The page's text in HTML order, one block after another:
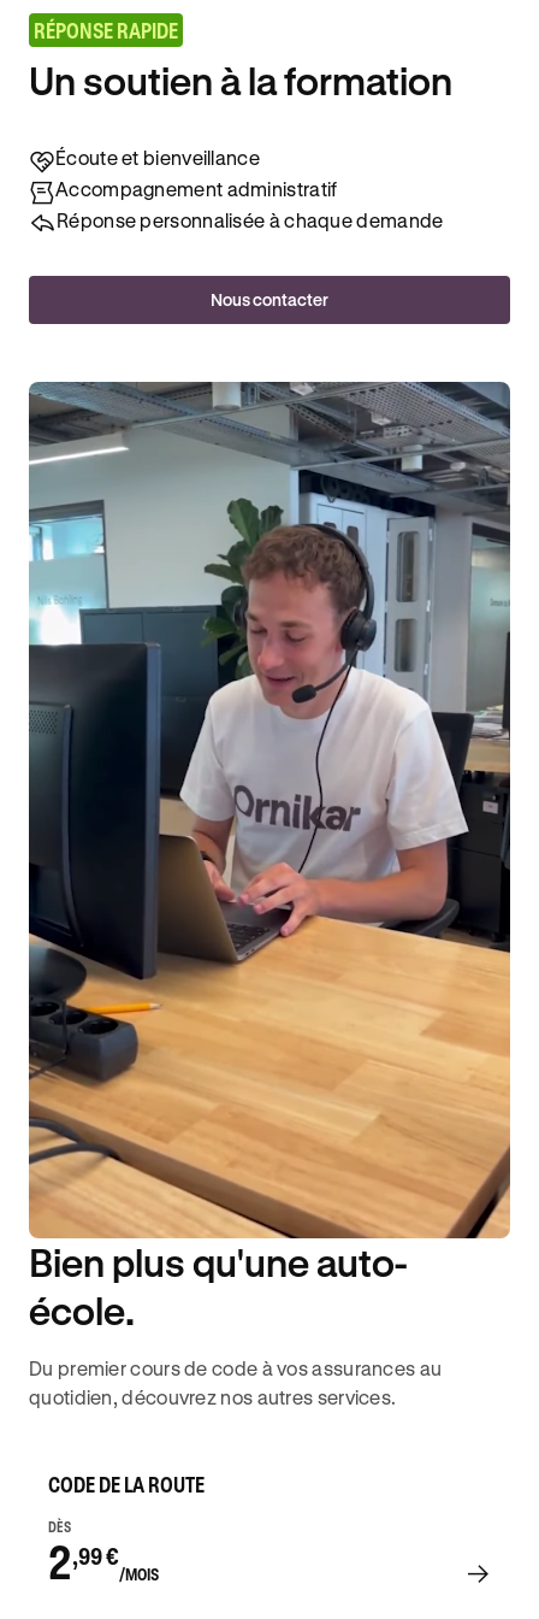
DISPONIBILITÉ 6J/7
RÉPONSE RAPIDE
Un soutien à la formation
Écoute et bienveillance
Accompagnement administratif
Réponse personnalisée à chaque demande
Nous contacter
Bien plus qu'une auto-
école.
Du premier cours de code à vos assurances au
quotidien, découvrez nos autres services.
CODE DE LA ROUTE
DÈS
2,99 €
/MOIS